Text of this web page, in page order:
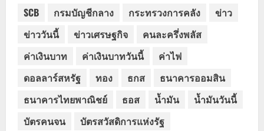
SCB กรมบัญชีกลาง กระทรวงการคลัง
ข่าว
ข่าววันนี้
ข่าวเศรษฐกิจ
คนละครึ่งพลัส
ค่าเงินบาท
ค่าเงินบาทวันนี้
ค่าไฟ
ดอลลาร์สหรัฐ
ทอง ธกส
ธนาคารออมสิน
ธนาคารไทยพาณิชย์
ธอส น้ำมัน
น้ำมันวันนี้
บัตรคนจน
บัตรสวัสดิการแห่งรัฐ